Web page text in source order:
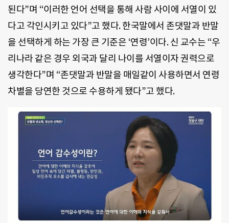
된다”며 “이러한 언어 선택을 통해 사람 사이에 서열이 있
다고 각인시키고 있다”고 했다. 한국말에서 존댓말과 반말
을 선택하게 하는 가장 큰 기준은 ‘연령’이다. 신 교수는 “우
리나라 같은 경우 외국과 달리 나이를 서열이자 권력으로
생각한다”며 “존댓말과 반말을 매일같이 사용하면서 연령
차별을 당연한 것으로 수용하게 됐다”고 했다.